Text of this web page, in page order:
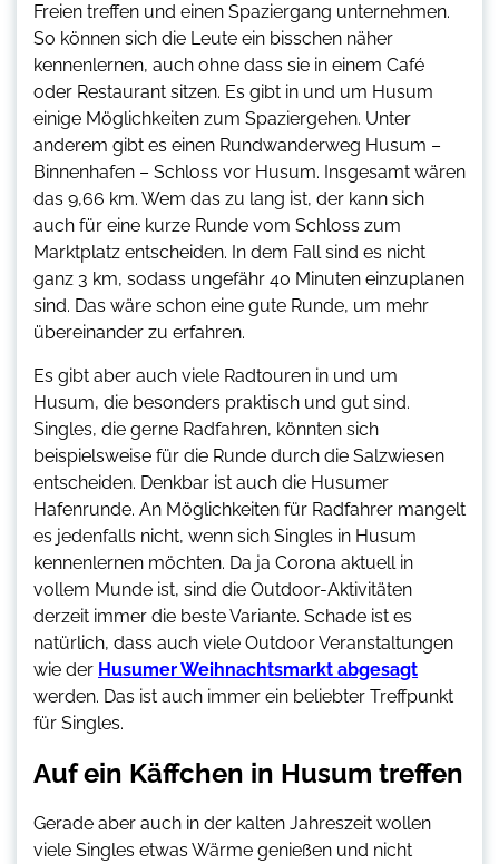
Freien treffen und einen Spaziergang unternehmen.
So können sich die Leute ein bisschen näher
kennenlernen, auch ohne dass sie in einem Café
oder Restaurant sitzen. Es gibt in und um Husum
einige Möglichkeiten zum Spaziergehen. Unter
anderem gibt es einen Rundwanderweg Husum –
Binnenhafen – Schloss vor Husum. Insgesamt wären
das 9,66 km. Wem das zu lang ist, der kann sich
auch für eine kurze Runde vom Schloss zum
Marktplatz entscheiden. In dem Fall sind es nicht
ganz 3 km, sodass ungefähr 40 Minuten einzuplanen
sind. Das wäre schon eine gute Runde, um mehr
übereinander zu erfahren.
Es gibt aber auch viele Radtouren in und um
Husum, die besonders praktisch und gut sind.
Singles, die gerne Radfahren, könnten sich
beispielsweise für die Runde durch die Salzwiesen
entscheiden. Denkbar ist auch die Husumer
Hafenrunde. An Möglichkeiten für Radfahrer mangelt
es jedenfalls nicht, wenn sich Singles in Husum
kennenlernen möchten. Da ja Corona aktuell in
vollem Munde ist, sind die Outdoor-Aktivitäten
derzeit immer die beste Variante. Schade ist es
natürlich, dass auch viele Outdoor Veranstaltungen
wie der Husumer Weihnachtsmarkt abgesagt
werden. Das ist auch immer ein beliebter Treffpunkt
für Singles.
Auf ein Käffchen in Husum treffen
Gerade aber auch in der kalten Jahreszeit wollen
viele Singles etwas Wärme genießen und nicht